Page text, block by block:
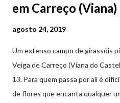
em Carreço (Viana)
agosto 24, 2019
Um extenso campo de girassóis
Veiga de Carreço (Viana do
13. Para quem passa por ali é
de flores que encanta qualquer